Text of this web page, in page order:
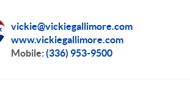
vickie@vickiegallimore.com
www.vickiegallimore.com
Mobile:(336) 953-9500